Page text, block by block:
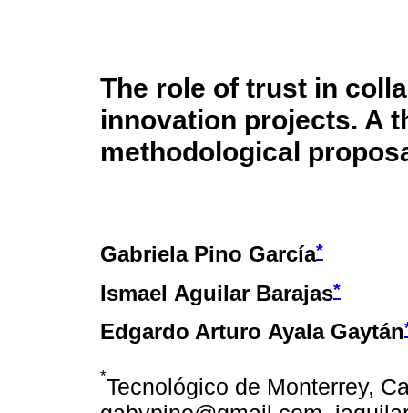
The role of trust in
innovation projects. A
methodological
Gabriela Pino García*
Ismael Aguilar Barajas*
Edgardo Arturo Ayala Gaytán
*Tecnológico de Monterrey,